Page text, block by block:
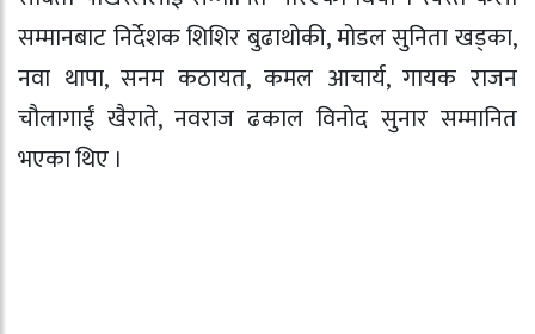
सम्मानबाट निर्देशक शिशिर बुढाथोकी, मोडल सुनिता खड्का,
नवा थापा, सनम कठायत, कमल आचार्य, गायक राजन
चौलागाईं खैराते, नवराज ढकाल विनोद सुनार सम्मानित
भएका थिए ।